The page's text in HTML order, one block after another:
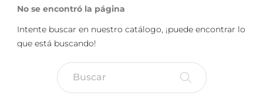
No se encontró la página
Intente buscar en nuestro catálogo, ¡puede encontrar lo
que está buscando!